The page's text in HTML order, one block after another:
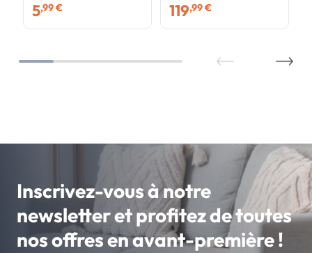
5,99 € 119,99 €
Inscrivez-vous à notre
newsletter et profitez de toutes
nos offres en avant-première !